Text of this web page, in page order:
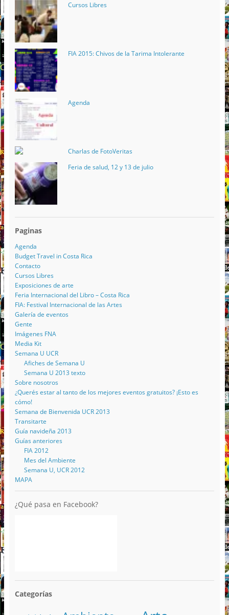
Cursos Libres
FIA 2015: Chivos de la Tarima Intolerante
Agenda
Charlas de FotoVeritas
Feria de salud, 12 y 13 de julio
Paginas
Agenda
Budget Travel in Costa Rica
Contacto
Cursos Libres
Exposiciones de arte
Feria Internacional del Libro – Costa Rica
FIA: Festival Internacional de las Artes
Galería de eventos
Gente
Imágenes FNA
Media Kit
Semana U UCR
Afiches de Semana U
Semana U 2013 texto
Sobre nosotros
¿Querés estar al tanto de los mejores eventos gratuitos? ¡Esto es
cómo!
Semana de Bienvenida UCR 2013
Transitarte
Guía navideña 2013
Guías anteriores
FIA 2012
Mes del Ambiente
Semana U, UCR 2012
MAPA
¿Qué pasa en Facebook?
Categorías